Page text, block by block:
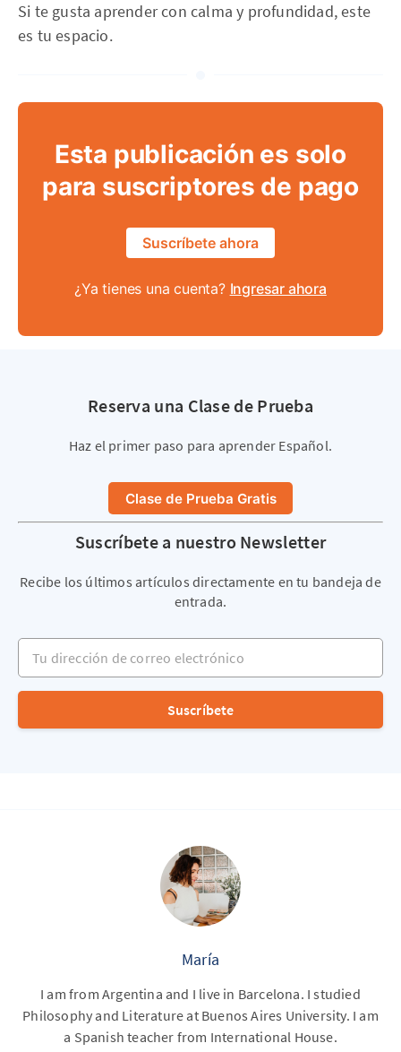
Si te gusta aprender con calma y profundidad, este
es tu espacio.
Esta publicación es solo
para suscriptores de pago
Suscríbete ahora
¿Ya tienes una cuenta? Ingresar ahora
Reserva una Clase de Prueba
Haz el primer paso para aprender Español.
Clase de Prueba Gratis
Suscríbete a nuestro Newsletter
Recibe los últimos artículos directamente en tu bandeja de
entrada.
Tu dirección de correo electrónico
Suscríbete
María
I am from Argentina and I live in Barcelona. I studied
Philosophy and Literature at Buenos Aires University. I am
a Spanish teacher from International House.